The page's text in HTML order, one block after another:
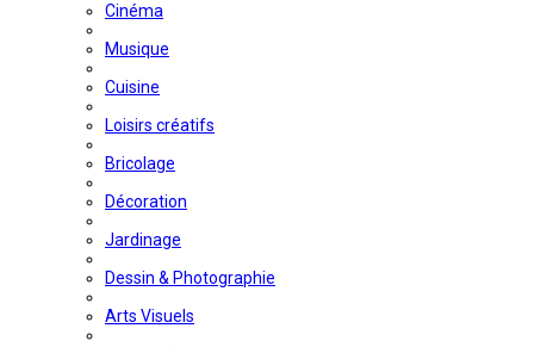
Cinéma
Musique
Cuisine
Loisirs créatifs
Bricolage
Décoration
Jardinage
Dessin & Photographie
Arts Visuels